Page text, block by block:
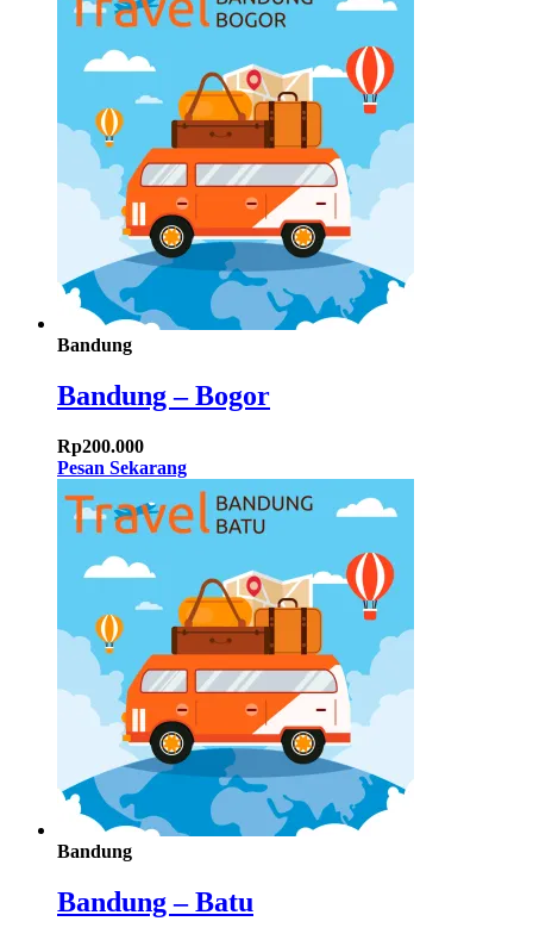
Bandung
Bandung – Bogor
Rp200.000
Pesan Sekarang
Bandung
Bandung – Batu